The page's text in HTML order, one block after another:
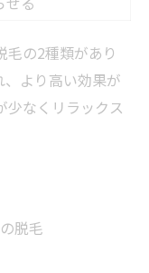
の2種類があり
、より高い効果が
少なくリラックス
脱毛